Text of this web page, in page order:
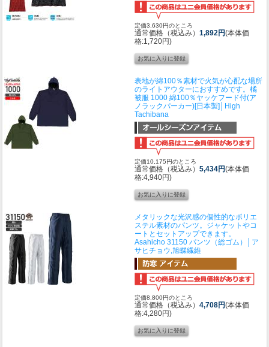
定価3,630円のところ
通常価格（税込み） 1,892円(本体価
格:1,720円)
表地が綿100％素材で火気が心配な場所
のライトアウターにおすすめです。 橘
被服 1000 綿100％ヤッケフード付(ア
ノラックパーカー)[日本製]│High
Tachibana
定価10,175円のところ
通常価格（税込み） 5,434円(本体価
格:4,940円)
メタリックな光沢感の個性的なポリエ
ステル素材のパンツ。ジャケットやコ
ートとセットアップできます。
Asahicho 31150 パンツ（総ゴム）│ア
サヒチョウ,旭蝶繊維
定価8,800円のところ
通常価格（税込み） 4,708円(本体価
格:4,280円)